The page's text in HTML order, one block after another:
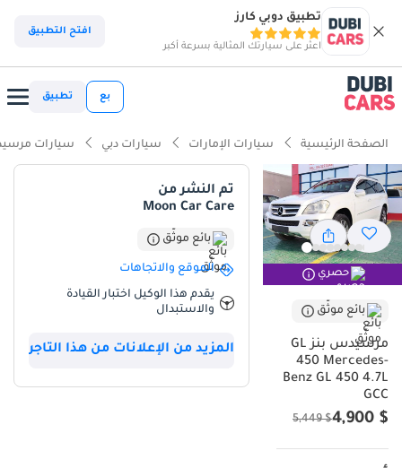
تطبيق دوبي كارز
اعثر على سيارتك المثالية بسرعة أكبر
افتح التطبيق
بع تطبيق
الصفحة الرئيسية سيارات الإمارات سيارات دبي سيارات
حصري
بائع موثّق
مرسيدس بنز GL
450 Mercedes-
Benz GL 450 4.7L
GCC
$ 4,900
$ 5,449
تم النشر من
Moon Car Care
بائع موثّق
الموقع والاتجاهات
يقدم هذا الوكيل اختبار القيادة
والاستبدال
المزيد من الإعلانات من هذا التاجر